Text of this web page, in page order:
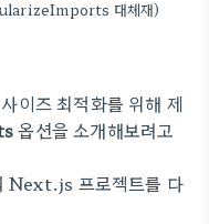
대체재)
이즈 최적화를 위해 제
옵션을 소개해보려고
Next.js 프로젝트를 다